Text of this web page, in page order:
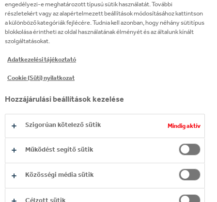
nyomonkövetheti online Web Portál
felületünkön keresztül.
TOVÁBB
Copyright © 2026
All rights reserved.
engedélyezi-e meghatározott típusú sütik használatát. További
részletekért vagy az alapértelmezett beállítások módosításához kattintson
a különböző kategóriák fejlécére. Tudnia kell azonban, hogy néhány sütitípus
blokkolása érintheti az oldal használatának élményét és az általunk kínált
szolgáltatásokat.
Adatkezelési tájékoztató
Cookie (Süti) nyilatkozat
Hozzájárulási beállítások kezelése
Szigorúan kötelező sütik Mindig aktív
Működést segítő sütik
Közösségi média sütik
Célzott sütik